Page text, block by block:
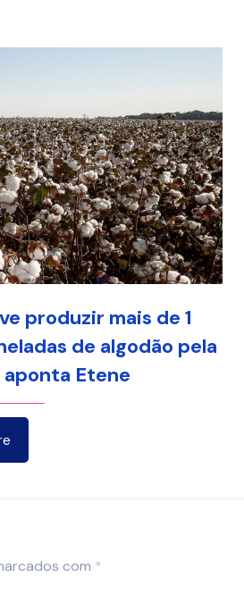
produzir mais de 1
de algodão pela
Etene
com *